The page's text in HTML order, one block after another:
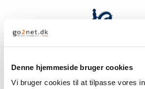
Denne hjemmeside bruger cookies
Vi bruger cookies til at tilpasse vores